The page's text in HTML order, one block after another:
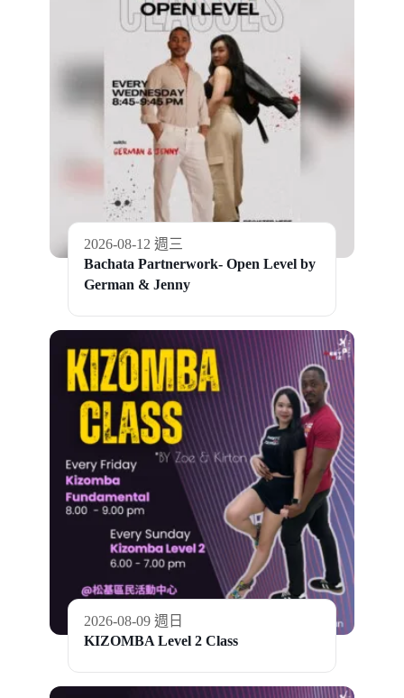
2026-08-12 週三
Bachata Partnerwork- Open Level by
German & Jenny
2026-08-09 週日
KIZOMBA Level 2 Class